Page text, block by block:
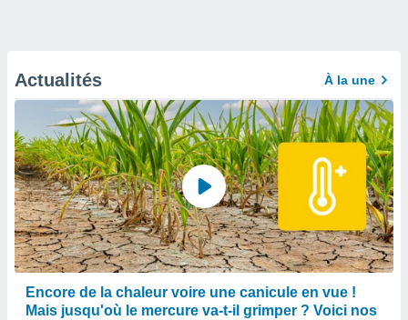
Actualités À la une
Encore de la chaleur voire une canicule en vue !
Mais jusqu'où le mercure va-t-il grimper ? Voici nos